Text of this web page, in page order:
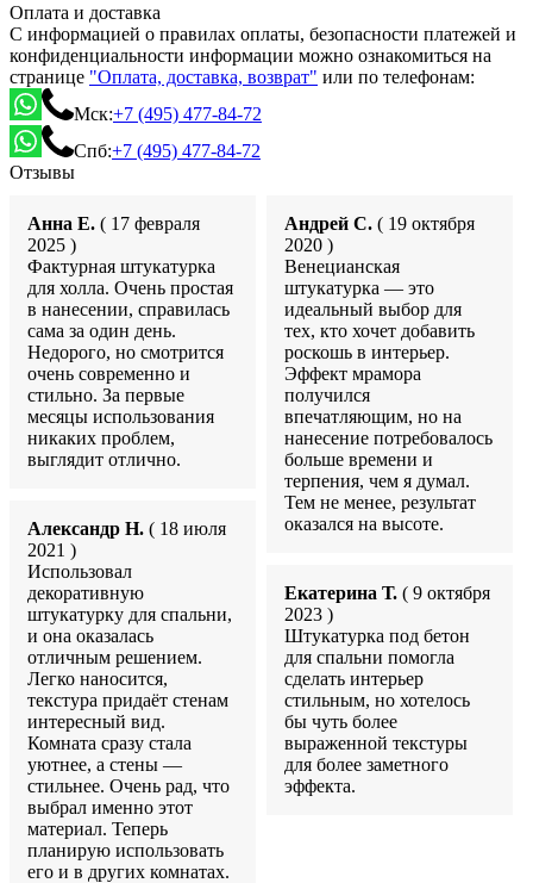
Оплата и доставка
С информацией о правилах оплаты, безопасности платежей и
конфиденциальности информации можно ознакомиться на
странице "Оплата, доставка, возврат" или по телефонам:
Мск:+7 (495) 477-84-72
Спб:+7 (495) 477-84-72
Отзывы
Анна Е. ( 17 февраля
2025 )
Фактурная штукатурка
для холла. Очень простая
в нанесении, справилась
сама за один день.
Недорого, но смотрится
очень современно и
стильно. За первые
месяцы использования
никаких проблем,
выглядит отлично.
Александр Н. ( 18 июля
2021 )
Использовал
декоративную
штукатурку для спальни,
и она оказалась
отличным решением.
Легко наносится,
текстура придаёт стенам
интересный вид.
Комната сразу стала
уютнее, а стены —
стильнее. Очень рад, что
выбрал именно этот
материал. Теперь
планирую использовать
его и в других комнатах.
Андрей С. ( 19 октября
2020 )
Венецианская
штукатурка — это
идеальный выбор для
тех, кто хочет добавить
роскошь в интерьер.
Эффект мрамора
получился
впечатляющим, но на
нанесение потребовалось
больше времени и
терпения, чем я думал.
Тем не менее, результат
оказался на высоте.
Екатерина Т. ( 9 октября
2023 )
Штукатурка под бетон
для спальни помогла
сделать интерьер
стильным, но хотелось
бы чуть более
выраженной текстуры
для более заметного
эффекта.